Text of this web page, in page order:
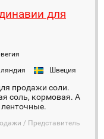
для
Швеция
продажи соли.
соль, кормовая. А
/ Представитель